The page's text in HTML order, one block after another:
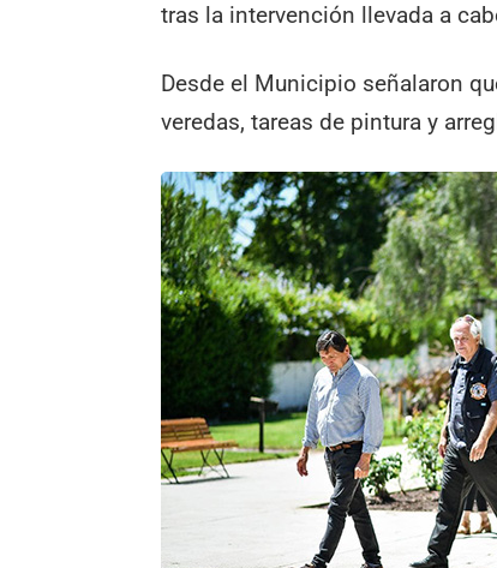
tras la intervención llevada a
Desde el Municipio señalaron
veredas, tareas de pintura y